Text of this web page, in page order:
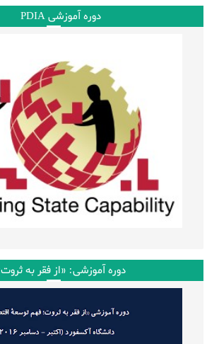
دوره آموزشی PDIA
دوره آموزشی: «از فقر به